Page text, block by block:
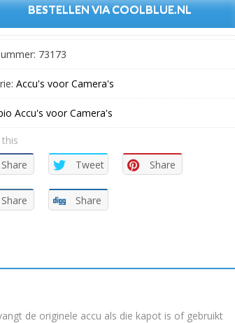
BESTELLEN VIA COOLBLUE.NL
73173
Accu's voor Camera's
Accu's voor Camera's
this
Share
Tweet Share
Share Share
de originele accu als die kapot is of gebruikt